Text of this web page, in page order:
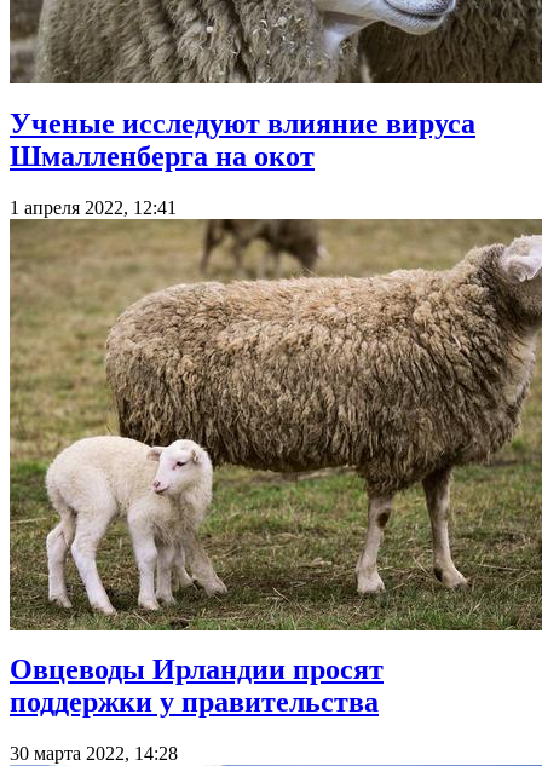
Ученые исследуют влияние вируса
Шмалленберга на окот
1 апреля 2022, 12:41
Овцеводы Ирландии просят
поддержки у правительства
30 марта 2022, 14:28